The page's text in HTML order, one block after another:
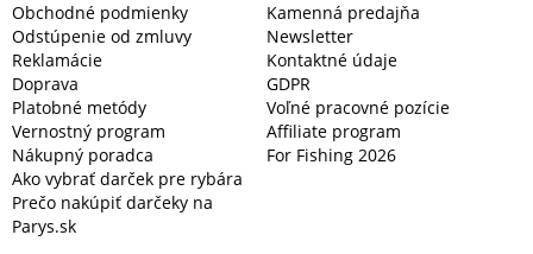
Obchodné podmienky
Odstúpenie od zmluvy
Reklamácie
Doprava
Platobné metódy
Vernostný program
Nákupný poradca
Ako vybrať darček pre rybára
Prečo nakúpiť darčeky na
Parys.sk
Kamenná predajňa
Newsletter
Kontaktné údaje
GDPR
Voľné pracovné pozície
Affiliate program
For Fishing 2026